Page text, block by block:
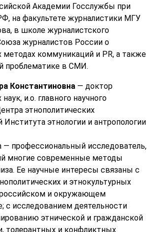
Академии Госслужбы при
на факультете журналистики МГУ
в школе журналистского
журналистов России о
коммуникаций и PR, а также
проблематике в СМИ.
Константиновна— доктор
и.о. главного научного
этнополитических
Института этнологии и антропологии
— профессиональный исследователь,
многие современные методы
Ее научные интересы связаны с
и этнокультурных
и окружающем
с исследованием деятельности
этнической и гражданской
толерантных и конфликтных